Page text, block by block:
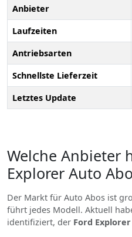
Anbieter
Laufzeiten
Antriebsarten
Schnellste Lieferzeit
Letztes Update
Welche Anbieter
Explorer Auto
Der Markt für Auto Abos ist
führt jedes Modell. Aktuell
identifiziert, der Ford